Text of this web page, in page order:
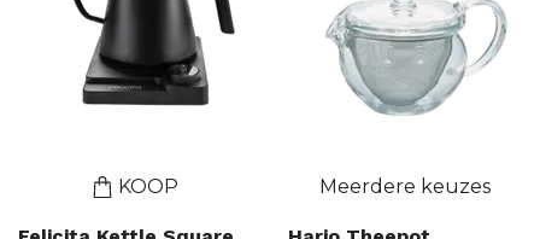
KOOP Meerdere keuzes